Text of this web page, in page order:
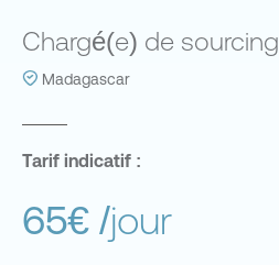
Chargé(e) de sourcing
Madagascar
Tarif indicatif :
65€ /jour